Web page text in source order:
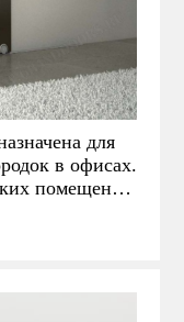
для
в офисах.
помещений
большие
не